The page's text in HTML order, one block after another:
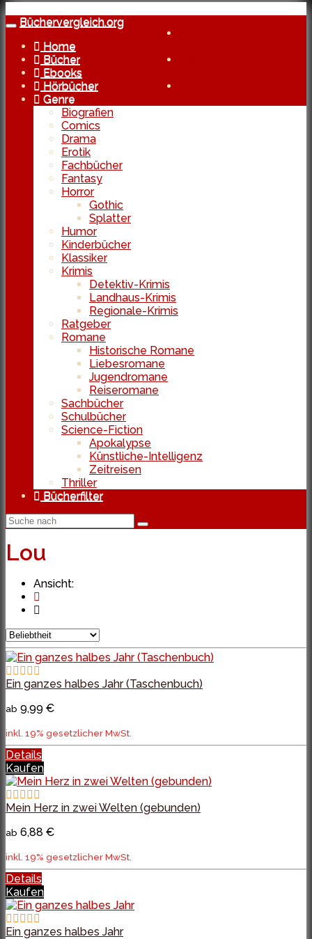
Skip
to
content
Toggle
navigation
Büchervergleich.org
Home
Bücher
Ebooks
Hörbücher
Genre
Biografien
Comics
Drama
Erotik
Fachbücher
Fantasy
Horror
Gothic
Splatter
Humor
Kinderbücher
Klassiker
Krimis
Detektiv-Krimis
Landhaus-Krimis
Regionale-Krimis
Ratgeber
Romane
Historische Romane
Liebesromane
Jugendromane
Reiseromane
Sachbücher
Schulbücher
Science-Fiction
Apokalypse
Künstliche-Intelligenz
Zeitreisen
Thriller
Bücherfilter
Lou
Ansicht:
Ein ganzes halbes Jahr (Taschenbuch)
ab 9,99 €
inkl. 19% gesetzlicher MwSt.
Details
Kaufen
Mein Herz in zwei Welten (gebunden)
ab 6,88 €
inkl. 19% gesetzlicher MwSt.
Details
Kaufen
Ein ganzes halbes Jahr